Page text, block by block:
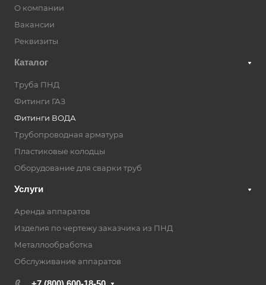
О компании
Вакансии
Реквизиты
Каталог
Труба ПНД
Фитинги ГАЗ
Фитинги ВОДА
Трубопроводная арматура
Пластиковые колодцы
Оборудование для сварки труб
Услуги
Аренда аппаратов
Изделия по чертежу заказчика из ПНД
Металлообработка
Обслуживание аппаратов